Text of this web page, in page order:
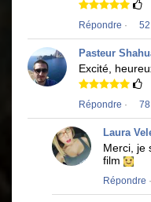
Répondre · 52
Pasteur
Excité,
Répondre · 78
Laura
Merci, je
film
Répondre ·